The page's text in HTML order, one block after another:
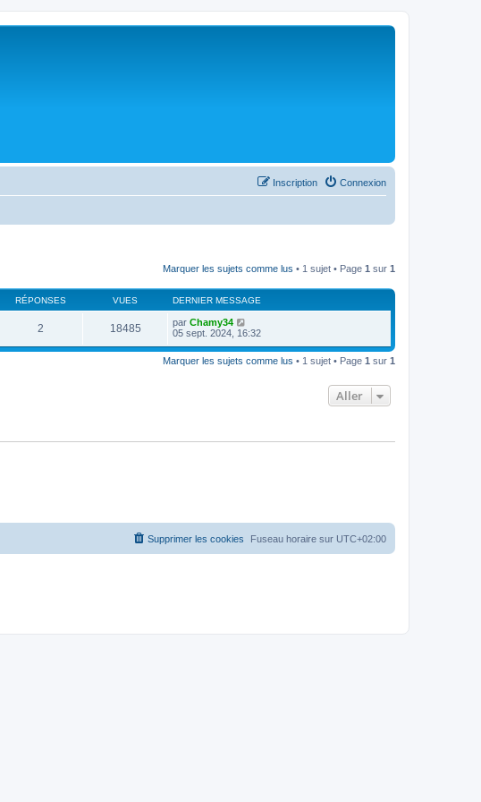
Connexion
Inscription
Marquer les sujets comme lus • 1 sujet • Page 1 sur 1
RÉPONSES VUES DERNIER MESSAGE
2 18485 par Chamy34
05 sept. 2024, 16:32
Marquer les sujets comme lus • 1 sujet • Page 1 sur 1
Aller
Fuseau horaire sur UTC+02:00
Supprimer les cookies